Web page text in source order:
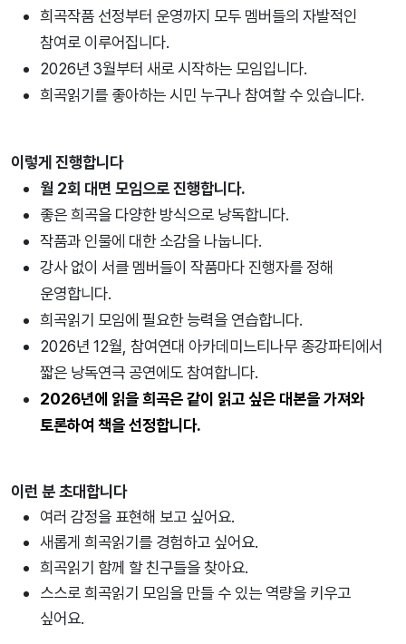
희곡작품 선정부터 운영까지 모두 멤버들의 자발적인
참여로 이루어집니다.
2026년 3월부터 새로 시작하는 모임입니다.
희곡읽기를 좋아하는 시민 누구나 참여할 수 있습니다.
이렇게 진행합니다
월 2회 대면 모임으로 진행합니다.
좋은 희곡을 다양한 방식으로 낭독합니다.
작품과 인물에 대한 소감을 나눕니다.
강사 없이 서클 멤버들이 작품마다 진행자를 정해
운영합니다.
희곡읽기 모임에 필요한 능력을 연습합니다.
2026년 12월, 참여연대 아카데미느티나무 종강파티에서
짧은 낭독연극 공연에도 참여합니다.
2026년에 읽을 희곡은 같이 읽고 싶은 대본을 가져와
토론하여 책을 선정합니다.
이런 분 초대합니다
여러 감정을 표현해 보고 싶어요.
새롭게 희곡읽기를 경험하고 싶어요.
희곡읽기 함께 할 친구들을 찾아요.
스스로 희곡읽기 모임을 만들 수 있는 역량을 키우고
싶어요.